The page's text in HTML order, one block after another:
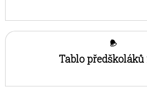
Sýkorky
Tablo předškoláků